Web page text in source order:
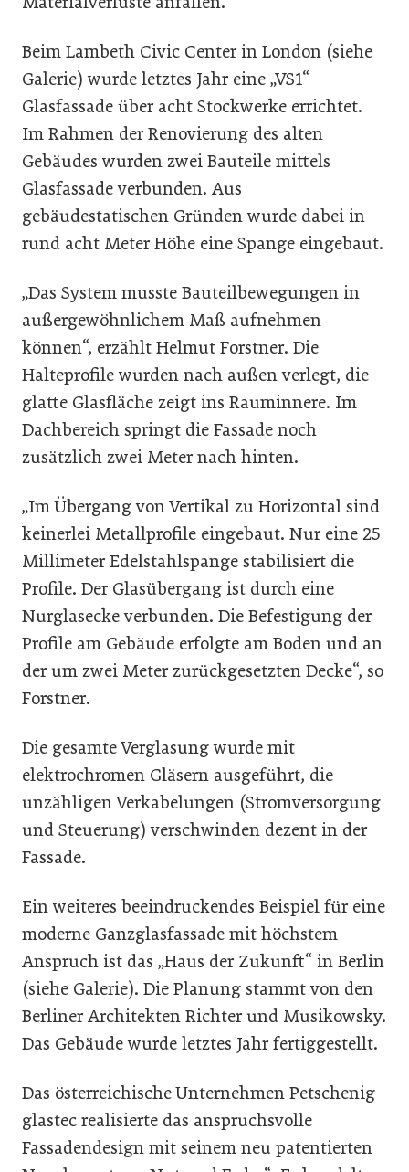
Beim Lambeth Civic Center in London (siehe
Galerie) wurde letztes Jahr eine „VS1“
Glasfassade über acht Stockwerke errichtet.
Im Rahmen der Renovierung des alten
Gebäudes wurden zwei Bauteile mittels
Glasfassade verbunden. Aus
gebäudestatischen Gründen wurde dabei in
rund acht Meter Höhe eine Spange eingebaut.
„Das System musste Bauteilbewegungen in
außergewöhnlichem Maß aufnehmen
können“, erzählt Helmut Forstner. Die
Halteprofile wurden nach außen verlegt, die
glatte Glasfläche zeigt ins Rauminnere. Im
Dachbereich springt die Fassade noch
zusätzlich zwei Meter nach hinten.
„Im Übergang von Vertikal zu Horizontal sind
keinerlei Metallprofile eingebaut. Nur eine 25
Millimeter Edelstahlspange stabilisiert die
Profile. Der Glasübergang ist durch eine
Nurglasecke verbunden. Die Befestigung der
Profile am Gebäude erfolgte am Boden und an
der um zwei Meter zurückgesetzten Decke“, so
Forstner.
Die gesamte Verglasung wurde mit
elektrochromen Gläsern ausgeführt, die
unzähligen Verkabelungen (Stromversorgung
und Steuerung) verschwinden dezent in der
Fassade.
Ein weiteres beeindruckendes Beispiel für eine
moderne Ganzglasfassade mit höchstem
Anspruch ist das „Haus der Zukunft“ in Berlin
(siehe Galerie). Die Planung stammt von den
Berliner Architekten Richter und Musikowsky.
Das Gebäude wurde letztes Jahr fertiggestellt.
Das österreichische Unternehmen Petschenig
glastec realisierte das anspruchsvolle
Fassadendesign mit seinem neu patentierten